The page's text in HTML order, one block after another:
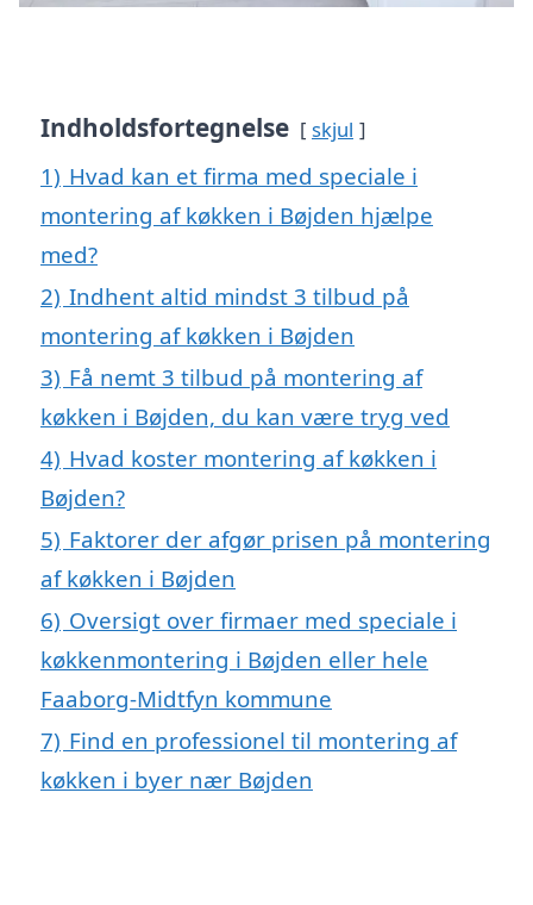
Indholdsfortegnelse skjul
1) Hvad kan et firma med speciale i
montering af køkken i Bøjden hjælpe
med?
2) Indhent altid mindst 3 tilbud på
montering af køkken i Bøjden
3) Få nemt 3 tilbud på montering af
køkken i Bøjden, du kan være tryg ved
4) Hvad koster montering af køkken i
Bøjden?
5) Faktorer der afgør prisen på montering
af køkken i Bøjden
6) Oversigt over firmaer med speciale i
køkkenmontering i Bøjden eller hele
Faaborg-Midtfyn kommune
7) Find en professionel til montering af
køkken i byer nær Bøjden